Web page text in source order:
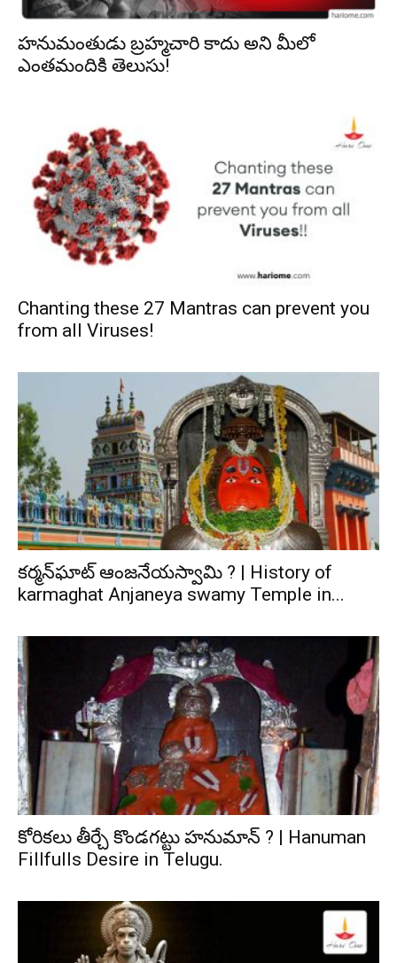
హనుమంతుడు బ్రహ్మచారి కాదు అని మీలో
ఎంతమందికి తెలుసు!
Chanting these 27 Mantras can prevent you
from all Viruses!
కర్మన్‌ఘాట్‌ ఆంజనేయస్వామి ? | History of
karmaghat Anjaneya swamy Temple in...
కోరికలు తీర్చే కొండగట్టు హనుమాన్ ? | Hanuman
Fillfulls Desire in Telugu.